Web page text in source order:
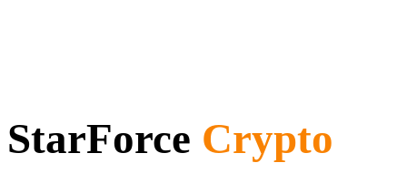
StarForce Crypto